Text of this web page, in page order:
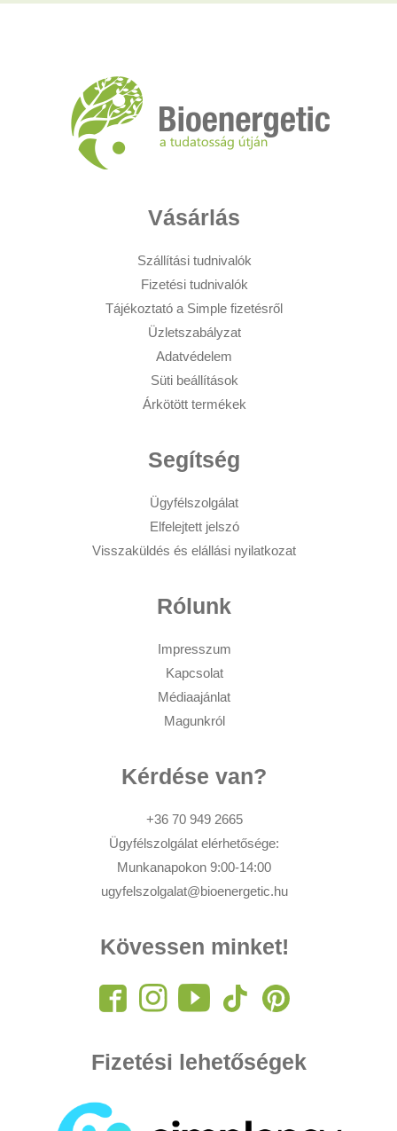
Vásárlás
Szállítási tudnivalók
Fizetési tudnivalók
Tájékoztató a Simple fizetésről
Üzletszabályzat
Adatvédelem
Süti beállítások
Árkötött termékek
Segítség
Ügyfélszolgálat
Elfelejtett jelszó
Visszaküldés és elállási nyilatkozat
Rólunk
Impresszum
Kapcsolat
Médiaajánlat
Magunkról
Kérdése van?
+36 70 949 2665
Ügyfélszolgálat elérhetősége:
Munkanapokon 9:00-14:00
ugyfelszolgalat@bioenergetic.hu
Kövessen minket!
Fizetési lehetőségek